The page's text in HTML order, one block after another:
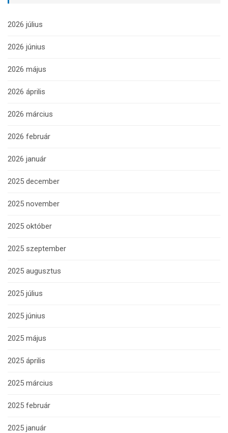
2026 július
2026 június
2026 május
2026 április
2026 március
2026 február
2026 január
2025 december
2025 november
2025 október
2025 szeptember
2025 augusztus
2025 július
2025 június
2025 május
2025 április
2025 március
2025 február
2025 január